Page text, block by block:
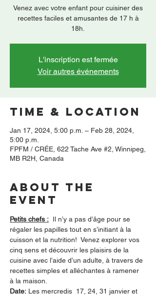
Venez avec votre enfant pour cuisiner des
recettes faciles et amusantes de 17 h à
18h.
L'inscription est fermée
Voir autres événements
Time & Location
Jan 17, 2024, 5:00 p.m. – Feb 28, 2024,
5:00 p.m.
FPFM / CRÉE, 622 Tache Ave #2, Winnipeg,
MB R2H, Canada
About the
event
Petits chefs : Il n’y a pas d’âge pour se
régaler les papilles tout en s’initiant à la
cuisson et la nutrition!  Venez explorer vos
cinq sens et découvrir les plaisirs de la
cuisine avec l’aide d’un adulte, à travers de
recettes simples et alléchantes à ramener
à la maison.
Date: Les mercredis  17, 24, 31 janvier et